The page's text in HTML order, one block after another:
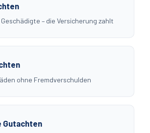
– die Versicherung zahlt
ohne Fremdverschulden
Gutachten